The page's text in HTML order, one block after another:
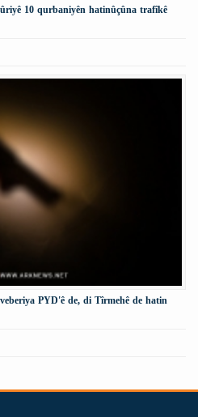
10 qurbaniyên hatinûçûna trafîkê
PYD'ê de, di Tîrmehê de hatin